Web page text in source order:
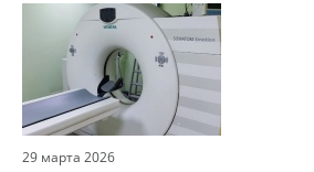
29 марта 2026